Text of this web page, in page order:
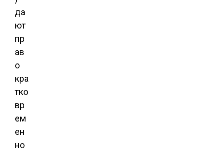
да
ют
пр
ав
о
кра
тко
вр
ем
ен
но